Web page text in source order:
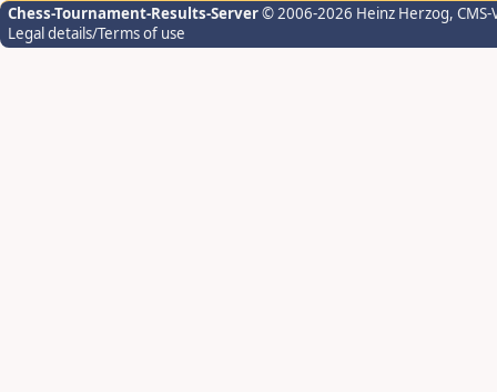
Chess-Tournament-Results-Server© 2006-2026 Heinz Herzog,
Legal details/Terms of use